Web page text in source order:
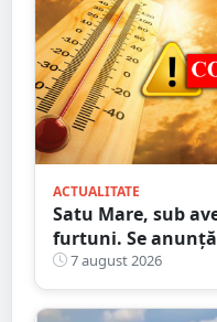
ACTUALITATE
Satu Mare, sub
furtuni. Se
ridicate.
7 august 2026